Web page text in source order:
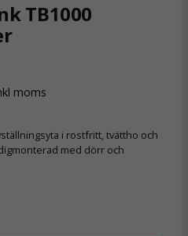
TB1000
moms
i rostfritt, tvättho och
med dörr och